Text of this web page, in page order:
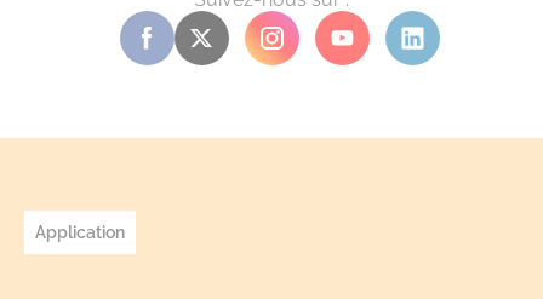
Application